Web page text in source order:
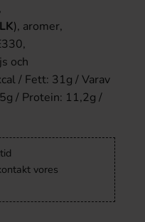
), aromer,
och
/ Fett: 31g / Varav
/ Protein: 11,2g /
vores